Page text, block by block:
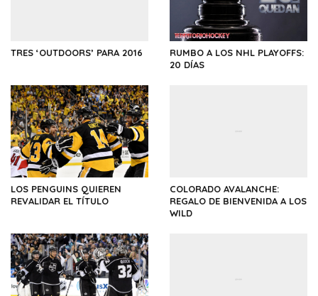
TRES ‘OUTDOORS’ PARA 2016
RUMBO A LOS NHL PLAYOFFS:
20 DÍAS
LOS PENGUINS QUIEREN
REVALIDAR EL TÍTULO
COLORADO AVALANCHE:
REGALO DE BIENVENIDA A LOS
WILD